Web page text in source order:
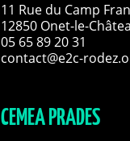
11 Rue du Camp
12850 Onet-le-
05 65 89 20 31
contact@e2c-
CEMEA PRADES